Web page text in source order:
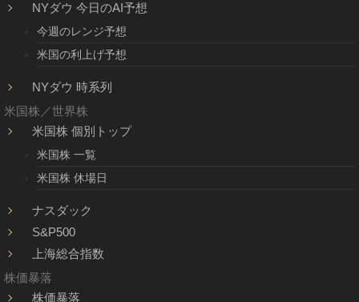
NYダウ 今日のAI予想
今週のレンジ予想
米国の利上げ予想
NYダウ 時系列
米国株／世界株
米国株 個別トップ
米国株 一覧
米国株 休場日
ナスダック
S&P500
上海総合指数
株価暴落
株価暴落